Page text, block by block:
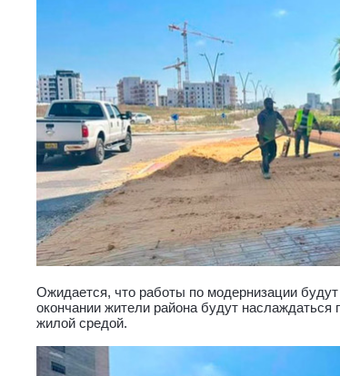
Ожидается, что работы по модернизации
окончании жители района будут наслаждаться
жилой средой.